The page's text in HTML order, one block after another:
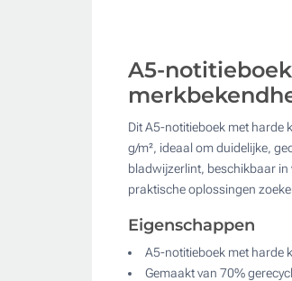
A5-
Dit A5-notitieboek met harde
g/m², ideaal om duidelijke,
bladwijzerlint, beschikbaar in
praktische oplossingen
Eigenschappen
A5-notitieboek met harde
Gemaakt van 70%